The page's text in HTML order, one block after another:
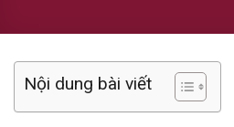
Nội dung bài viết